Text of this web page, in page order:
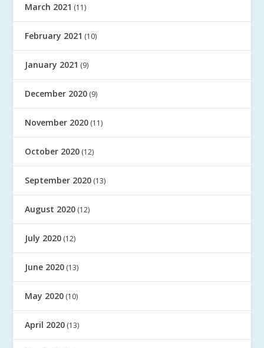
March 2021 (11)
February 2021 (10)
January 2021 (9)
December 2020 (9)
November 2020 (11)
October 2020 (12)
September 2020 (13)
August 2020 (12)
July 2020 (12)
June 2020 (13)
May 2020 (10)
April 2020 (13)